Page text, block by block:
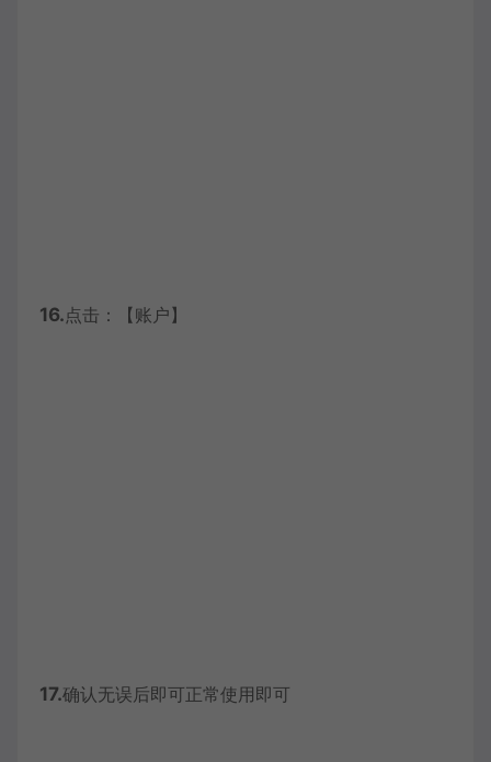
16.点击：【账户】
17.确认无误后即可正常使用即可